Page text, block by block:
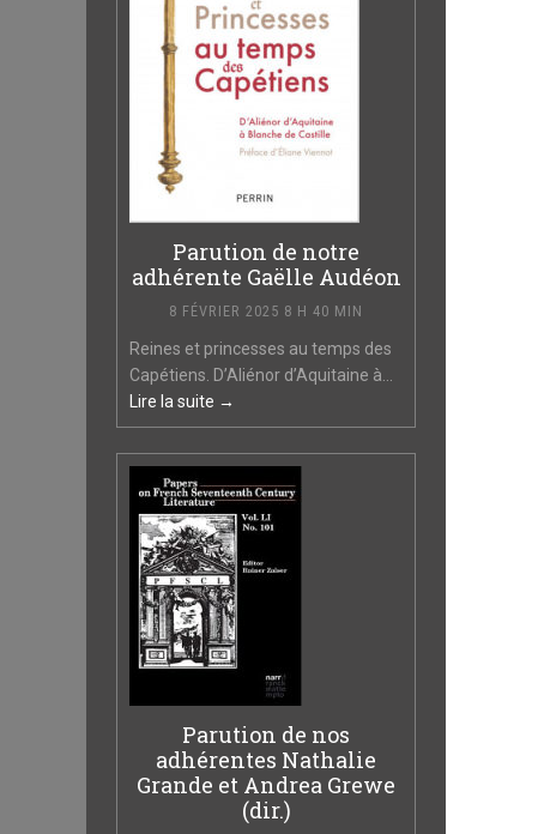
Parution de notre
adhérente Gaëlle Audéon
8 FÉVRIER 2025 8 H 40 MIN
Reines et princesses au temps des
Capétiens. D’Aliénor d’Aquitaine à...
Lire la suite →
Parution de nos
adhérentes Nathalie
Grande et Andrea Grewe
(dir.)